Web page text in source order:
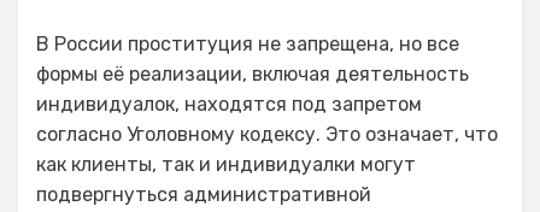
В России проституция не запрещена, но все
формы её реализации, включая деятельность
индивидуалок, находятся под запретом
согласно Уголовному кодексу. Это означает, что
как клиенты, так и индивидуалки могут
подвергнуться административной